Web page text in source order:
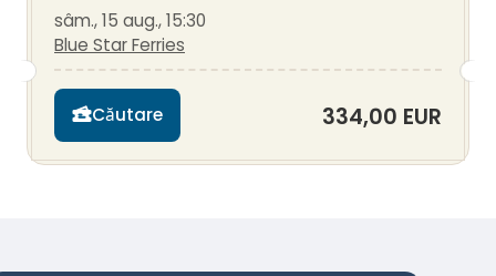
sâm., 15 aug., 15:30
Blue Star Ferries
Căutare 334,00 EUR